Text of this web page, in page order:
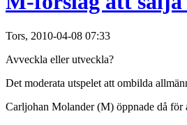
Tors, 2010-04-08 07:33
Avveckla eller utveckla?
Det moderata utspelet att ombilda
Carljohan Molander (M) öppnade då för